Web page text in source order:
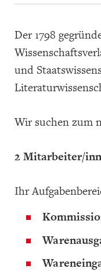
Der 1798
und
Wir suchen zum
2 Mitarbeiter/
Ihr